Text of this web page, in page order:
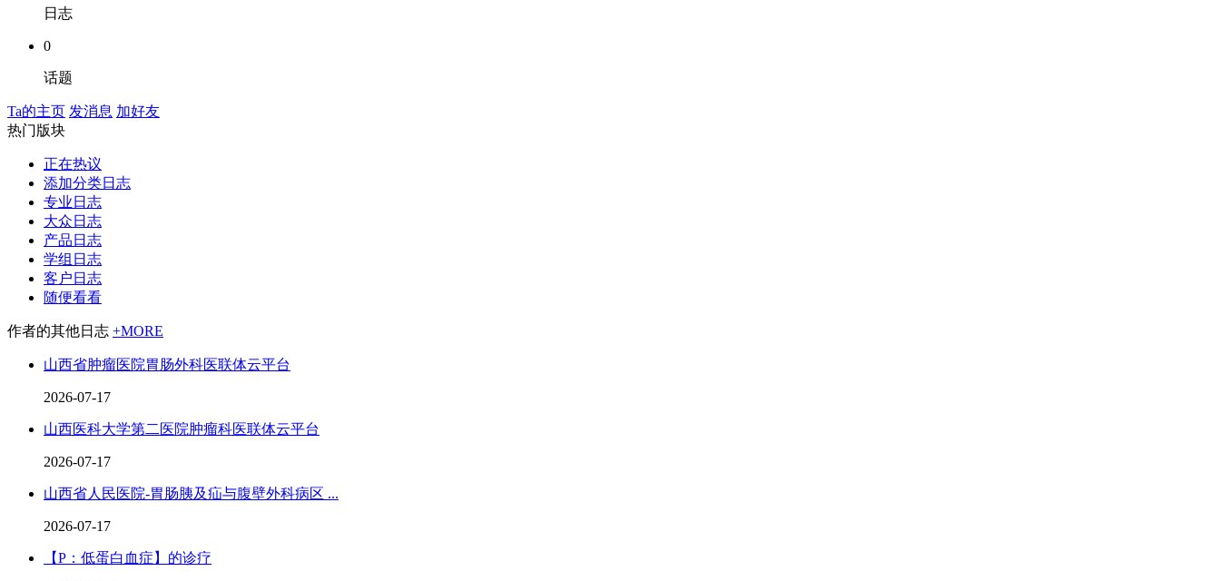
日志
0
话题
Ta的主页 发消息 加好友
热门版块
正在热议
添加分类日志
专业日志
大众日志
产品日志
学组日志
客户日志
随便看看
作者的其他日志 +MORE
山西省肿瘤医院胃肠外科医联体云平台
2026-07-17
山西医科大学第二医院肿瘤科医联体云平台
2026-07-17
山西省人民医院-胃肠胰及疝与腹壁外科病区 ...
2026-07-17
【P：低蛋白血症】的诊疗